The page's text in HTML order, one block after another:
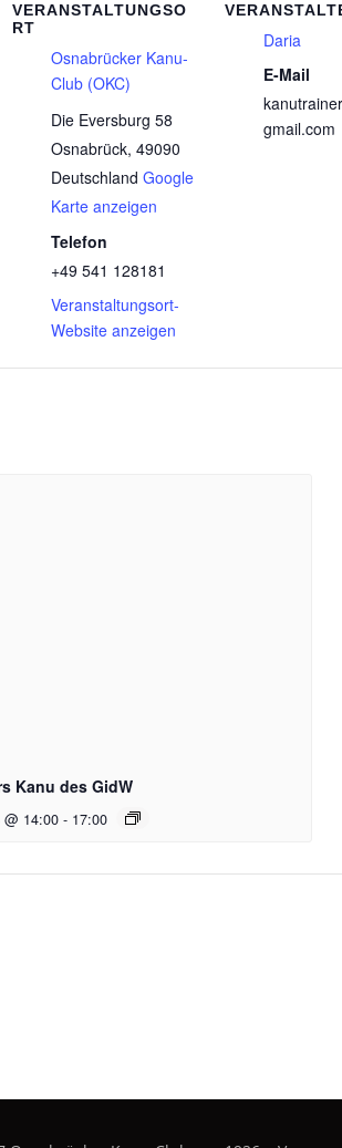
VERANSTALTUNGSO
RT
Osnabrücker Kanu-
Club (OKC)
Die Eversburg 58
Osnabrück, 49090
Deutschland Google
Karte anzeigen
Telefon
+49 541 128181
Veranstaltungsort-
Website anzeigen
Daria
E-Mail
gmail.com
Kanu des GidW
@ 14:00 - 17:00